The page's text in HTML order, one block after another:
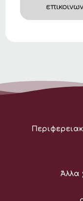
Διεύθυνση:
Άλλα